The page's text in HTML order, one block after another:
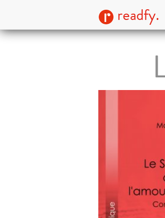
readfy.